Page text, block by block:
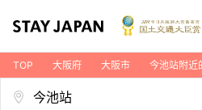
TOP 大阪府 大阪市 今池站附近